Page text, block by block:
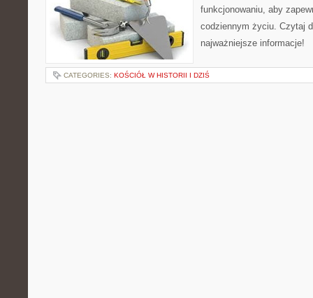
funkcjonowaniu, aby
codziennym życiu. Czytaj
najważniejsze informacje!
CATEGORIES: KOŚCIÓŁ W HISTORII I DZIŚ